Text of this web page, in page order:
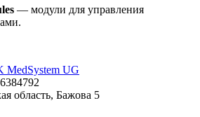
— модули для управления
MedSystem UG
область, Бажова 5